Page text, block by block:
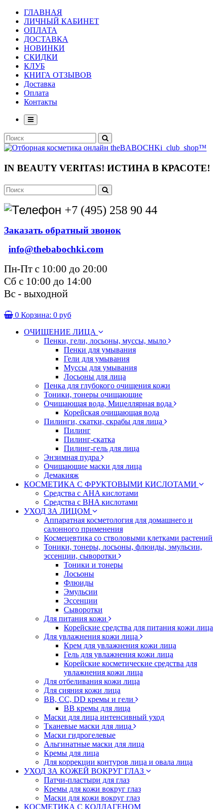
ГЛАВНАЯ
ЛИЧНЫЙ КАБИНЕТ
ОПЛАТА
ДОСТАВКА
НОВИНКИ
СКИДКИ
КЛУБ
КНИГА ОТЗЫВОВ
Доставка
Оплата
Контакты
IN BEAUTY VERITAS! ИСТИНА В КРАСОТЕ!
+7 (495) 258 90 44
Заказать обратный звонок
info@thebabochki.com
Пн-Пт с 10:00 до 20:00
Сб с 10:00 до 14:00
Вс - выходной
0 Корзина: 0 руб
ОЧИЩЕНИЕ ЛИЦА
Пенки, гели, лосьоны, муссы, мыло
Пенки для умывания
Гели для умывания
Муссы для умывания
Лосьоны для лица
Пенка для глубокого очищения кожи
Тоники, тонеры очищающие
Очищающая вода, Мицеллярная вода
Корейская очищающая вода
Пилинги, скатки, скрабы для лица
Пилинг
Пилинг-скатка
Пилинг-гель для лица
Энзимная пудра
Очищающие маски для лица
Демакияж
КОСМЕТИКА С ФРУКТОВЫМИ КИСЛОТАМИ
Средства с AHA кислотами
Средства с BHA кислотами
УХОД ЗА ЛИЦОМ
Аппаратная косметология для домашнего и
салонного применения
Космецевтика со стволовыми клетками растений
Тоники, тонеры, лосьоны, флюиды, эмульсии,
эссенции, сыворотки
Тоники и тонеры
Лосьоны
Флюиды
Эмульсии
Эссенции
Сыворотки
Для питания кожи
Корейские средства для питания кожи лица
Для увлажнения кожи лица
Крем для увлажнения кожи лица
Гель для увлажнения кожи лица
Корейские косметические средства для
увлажнения кожи лица
Для отбеливания кожи лица
Для сияния кожи лица
BB, CC, DD кремы и гели
BB кремы для лица
Маски для лица интенсивный уход
Тканевые маски для лица
Маски гидрогелевые
Альгинатные маски для лица
Кремы для лица
Для коррекции контуров лица и овала лица
УХОД ЗА КОЖЕЙ ВОКРУГ ГЛАЗ
Патчи-пластыри для глаз
Кремы для кожи вокруг глаз
Маски для кожи вокруг глаз
КОСМЕТИКА С КОЛЛАГЕНОМ